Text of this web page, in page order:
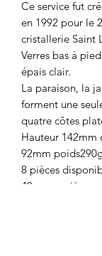
Ce service fut
en 1992 pour le
cristallerie Saint
Verres bas à
épais clair.
La paraison, la
forment une
quatre côtes
Hauteur 142mm
92mm
8 pièces
40 euros pièces